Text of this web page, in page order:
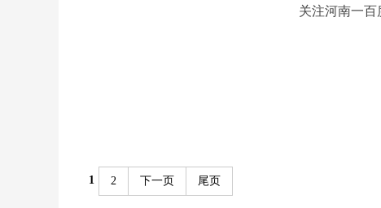
关注河南一
1 2 下一页 尾页